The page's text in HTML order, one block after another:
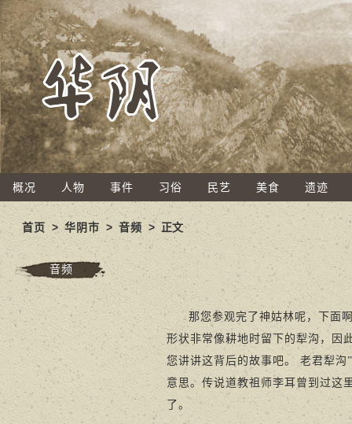
概况 人物 事件 习俗 民艺 美食 遗迹
首页 >华阴市 > 音频 > 正文
音频
那您参观完了神姑林呢，下面
形状非常像耕地时留下的犁沟，因
您讲讲这背后的故事吧。 老君犁沟
意思。传说道教祖师李耳曾到过这
了。